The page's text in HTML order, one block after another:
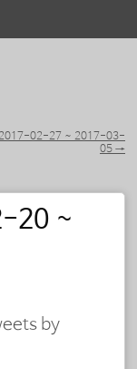
2017-02-27 ~ 2017-03-
05 →
20 ~
by